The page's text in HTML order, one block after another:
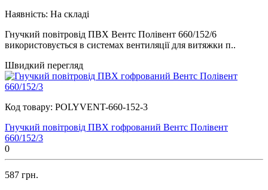
Наявність: На складі
Гнучкий повітровід ПВХ Вентс Полівент 660/152/6
використовується в системах вентиляції для витяжки п..
Швидкий перегляд
Код товару: POLYVENT-660-152-3
Гнучкий повітровід ПВХ гофрований Вентс Полівент
660/152/3
0
587 грн.